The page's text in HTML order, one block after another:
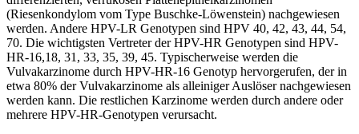
(Riesenkondylom vom Type Buschke-Löwenstein) nachgewiesen
werden. Andere HPV-LR Genotypen sind HPV 40, 42, 43, 44, 54,
70. Die wichtigsten Vertreter der HPV-HR Genotypen sind HPV-
HR-16,18, 31, 33, 35, 39, 45. Typischerweise werden die
Vulvakarzinome durch HPV-HR-16 Genotyp hervorgerufen, der in
etwa 80% der Vulvakarzinome als alleiniger Auslöser nachgewiesen
werden kann. Die restlichen Karzinome werden durch andere oder
mehrere HPV-HR-Genotypen verursacht.